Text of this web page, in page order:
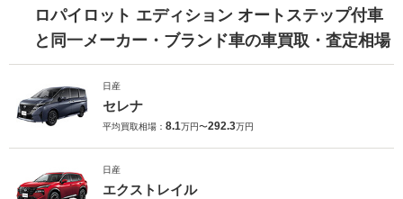
ロパイロット エディション オートステップ付車
と同一メーカー・ブランド車の車買取・査定相場
日産
セレナ
平均買取相場： 8.1万円〜292.3万円
日産
エクストレイル